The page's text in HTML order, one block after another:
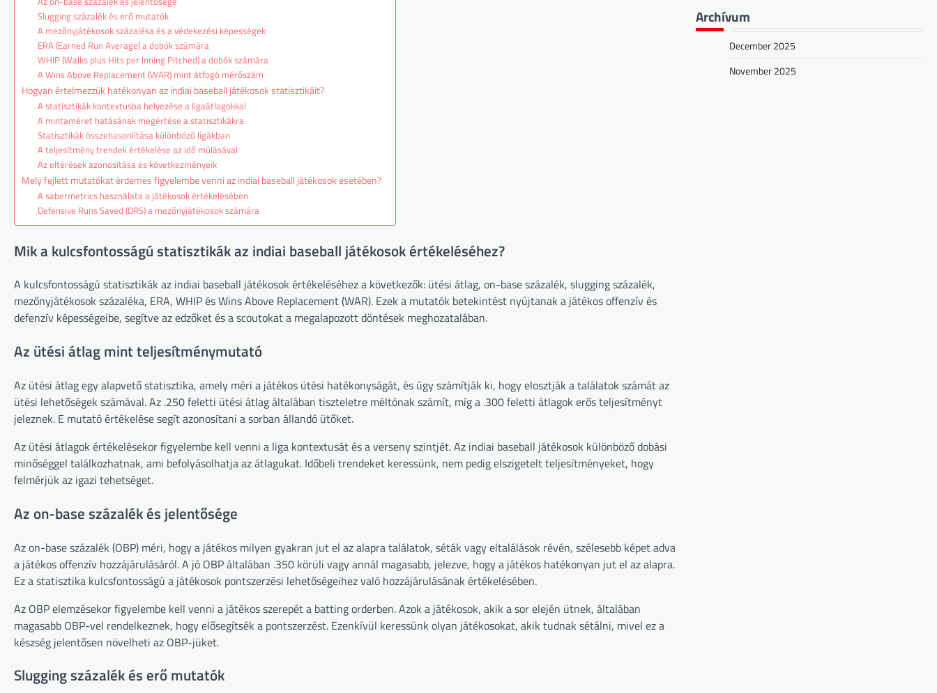
Slugging százalék és erő mutatók
A mezőnyjátékosok százaléka és a védekezési képességek
ERA (Earned Run Average) a dobók számára
WHIP (Walks plus Hits per Inning Pitched) a dobók számára
A Wins Above Replacement (WAR) mint átfogó mérőszám
Hogyan értelmezzük hatékonyan az indiai baseball játékosok statisztikáit?
A statisztikák kontextusba helyezése a ligaátlagokkal
A mintaméret hatásának megértése a statisztikákra
Statisztikák összehasonlítása különböző ligákban
A teljesítmény trendek értékelése az idő múlásával
Az eltérések azonosítása és következményeik
Mely fejlett mutatókat érdemes figyelembe venni az indiai baseball játékosok esetében?
A sabermetrics használata a játékosok értékelésében
Defensive Runs Saved (DRS) a mezőnyjátékosok számára
Mik a kulcsfontosságú statisztikák az indiai baseball játékosok értékeléséhez?
A kulcsfontosságú statisztikák az indiai baseball játékosok értékeléséhez a következők: ütési átlag, on-base százalék, slugging százalék,
mezőnyjátékosok százaléka, ERA, WHIP és Wins Above Replacement (WAR). Ezek a mutatók betekintést nyújtanak a játékos offenzív és
defenzív képességeibe, segítve az edzőket és a scoutokat a megalapozott döntések meghozatalában.
Az ütési átlag mint teljesítménymutató
Az ütési átlag egy alapvető statisztika, amely méri a játékos ütési hatékonyságát, és úgy számítják ki, hogy elosztják a találatok számát az
ütési lehetőségek számával. Az .250 feletti ütési átlag általában tiszteletre méltónak számít, míg a .300 feletti átlagok erős teljesítményt
jeleznek. E mutató értékelése segít azonosítani a sorban állandó ütőket.
Az ütési átlagok értékelésekor figyelembe kell venni a liga kontextusát és a verseny szintjét. Az indiai baseball játékosok különböző dobási
minőséggel találkozhatnak, ami befolyásolhatja az átlagukat. Időbeli trendeket keressünk, nem pedig elszigetelt teljesítményeket, hogy
felmérjük az igazi tehetséget.
Az on-base százalék és jelentősége
Az on-base százalék (OBP) méri, hogy a játékos milyen gyakran jut el az alapra találatok, séták vagy eltalálások révén, szélesebb képet adva
a játékos offenzív hozzájárulásáról. A jó OBP általában .350 körüli vagy annál magasabb, jelezve, hogy a játékos hatékonyan jut el az alapra.
Ez a statisztika kulcsfontosságú a játékosok pontszerzési lehetőségeihez való hozzájárulásának értékelésében.
Az OBP elemzésekor figyelembe kell venni a játékos szerepét a batting orderben. Azok a játékosok, akik a sor elején ütnek, általában
magasabb OBP-vel rendelkeznek, hogy elősegítsék a pontszerzést. Ezenkívül keressünk olyan játékosokat, akik tudnak sétálni, mivel ez a
készség jelentősen növelheti az OBP-jüket.
Slugging százalék és erő mutatók
Archívum
December 2025
November 2025